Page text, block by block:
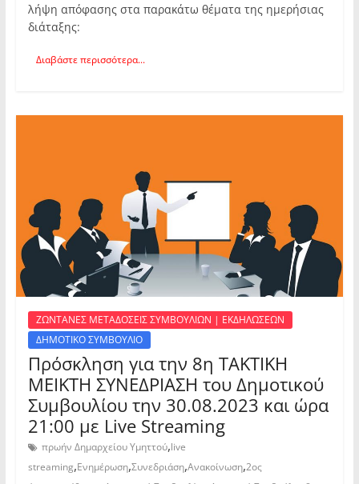
λήψη απόφασης στα παρακάτω θέματα της ημερήσιας
διάταξης:
Διαβάστε περισσότερα...
ΖΩΝΤΑΝΕΣ ΜΕΤΑΔΟΣΕΙΣ ΣΥΜΒΟΥΛΙΩΝ | ΕΚΔΗΛΩΣΕΩΝ
ΔΗΜΟΤΙΚΟ ΣΥΜΒΟΥΛΙΟ
Πρόσκληση για την 8η ΤΑΚΤΙΚΗ
ΜΕΙΚΤΗ ΣΥΝΕΔΡΙΑΣΗ του Δημοτικού
Συμβουλίου την 30.08.2023 και ώρα
21:00 με Live Streaming
πρωήν Δημαρχείου Υμηττού,live
streaming,Ενημέρωση,Συνεδριάση,Ανακοίνωση,2ος